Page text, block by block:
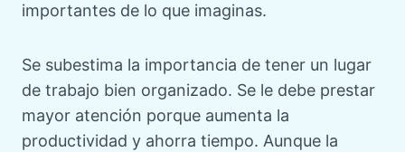
importantes de lo que imaginas.
Se subestima la importancia de tener un lugar
de trabajo bien organizado. Se le debe prestar
mayor atención porque aumenta la
productividad y ahorra tiempo. Aunque la